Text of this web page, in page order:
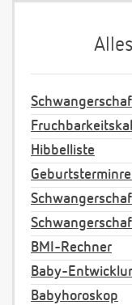
Hibbelliste
BMI-Rechner
Baby-
Babyhoroskop